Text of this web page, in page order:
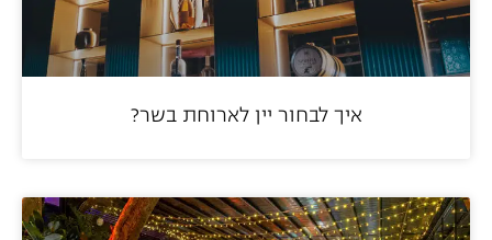
איך לבחור יין לארוחת בשר?